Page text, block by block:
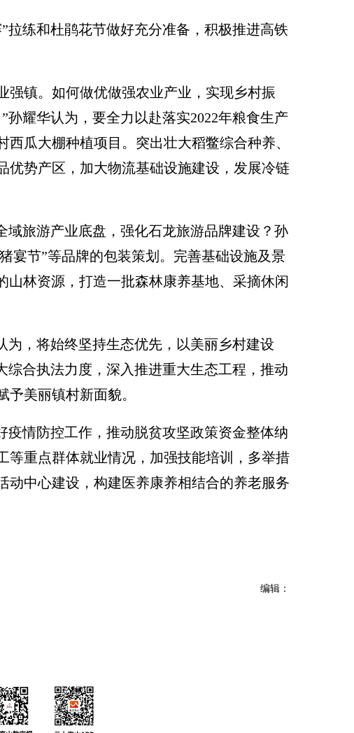
练和杜鹃花节做好充分准备，积极推进高铁
镇。如何做优做强农业产业，实现乡村振
耀华认为，要全力以赴落实2022年粮食生产
瓜大棚种植项目。突出壮大稻鳖综合种养、
优势产区，加大物流基础设施建设，发展冷链
旅游产业底盘，强化石龙旅游品牌建设？孙
宴节”等品牌的包装策划。完善基础设施及景
山林资源，打造一批森林康养基地、采摘休闲
，将始终坚持生态优先，以美丽乡村建设
合执法力度，深入推进重大生态工程，推动
美丽镇村新面貌。
情防控工作，推动脱贫攻坚政策资金整体纳
等重点群体就业情况，加强技能培训，多举措
中心建设，构建医养康养相结合的养老服务
编辑：